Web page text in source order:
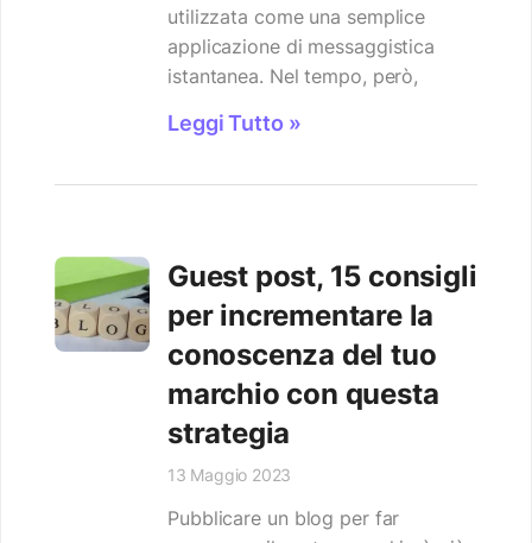
utilizzata come una semplice
applicazione di messaggistica
istantanea. Nel tempo, però,
Leggi Tutto »
Guest post, 15 consigli
per incrementare la
conoscenza del tuo
marchio con questa
strategia
13 Maggio 2023
Pubblicare un blog per far